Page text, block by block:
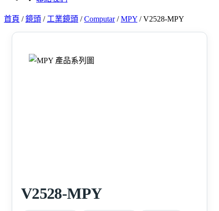
首頁 /鏡頭 / 工業鏡頭 /Computar/MPY /V2528-MPY
V2528-MPY